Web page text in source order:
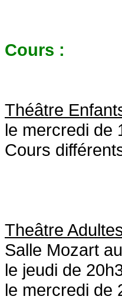
Cours :
Théâtre
le mercredi de
Cours
Theâtre
Salle Mozart
le jeudi de
le mercredi de